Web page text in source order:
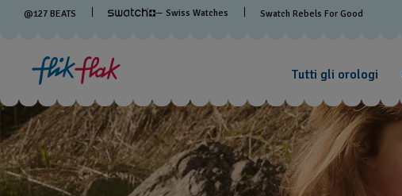
@127 BEATS — Swiss Watches Swatch Rebels For Good
Tutti gli orologi